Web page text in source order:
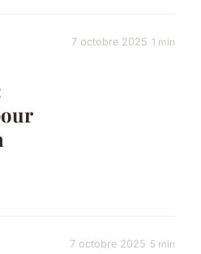
7 octobre 2025 1 min
7 octobre 2025 5 min